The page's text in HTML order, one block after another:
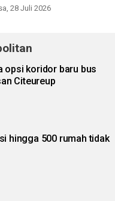
28 Juli 2026
opsi koridor baru bus
Citeureup
hingga 500 rumah tidak